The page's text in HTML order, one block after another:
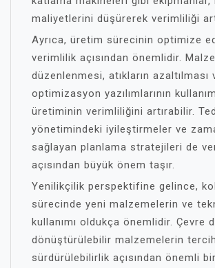
maliyetlerini düşürerek verimliliği
Ayrıca, üretim sürecinin optimize
verimlilik açısından önemlidir.
düzenlenmesi, atıkların azaltılması
optimizasyon yazılımlarının
üretiminin verimliliğini artırabilir.
yönetimindeki iyileştirmeler ve
sağlayan planlama stratejileri de
açısından büyük önem taşır.
Yenilikçilik perspektifine gelince,
sürecinde yeni malzemelerin ve
kullanımı oldukça önemlidir. Çevre
dönüştürülebilir malzemelerin
sürdürülebilirlik açısından önemli bir